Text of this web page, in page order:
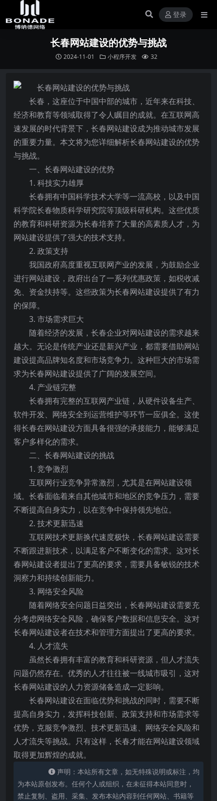
登录
长春网站建设的优势与挑战
2024-11-01 小程序开发 32
长春，这座位于中国中部的城市，近年来在科技、
经济和教育等领域取得了令人瞩目的成就。在互联网高
速发展的时代背景下，长春网站建设成为推动城市发展
的重要力量。本文将为您详细解析长春网站建设的优势
与挑战。
一、长春网站建设的优势
1. 科技实力雄厚
长春拥有中国科学技术大学等一流高校，以及中国
科学院长春物质科学研究院等顶级科研机构。这些优质
的教育和科研资源为长春培养了大量的高素质人才，为
网站建设提供了强大的技术支持。
2. 政策支持
我国政府高度重视互联网产业的发展，为鼓励企业
进行网站建设，政府出台了一系列优惠政策，如税收减
免、资金扶持等。这些政策为长春网站建设提供了有力
的保障。
3. 市场需求巨大
随着经济的发展，长春企业对网站建设的需求越来
越大。无论是传统产业还是新兴产业，都需要借助网站
建设提高品牌知名度和市场竞争力。这种巨大的市场需
求为长春网站建设提供了广阔的发展空间。
4. 产业链完整
长春拥有完整的互联网产业链，从硬件设备生产、
软件开发、网络安全到运营维护等环节一应俱全。这使
得长春在网站建设方面具备很强的承接能力，能够满足
客户多样化的需求。
二、长春网站建设的挑战
1. 竞争激烈
互联网行业竞争异常激烈，尤其是在网站建设领
域。长春面临着来自其他城市和地区的竞争压力，需要
不断提高自身实力，以在竞争中保持领先地位。
2. 技术更新迅速
互联网技术更新换代速度极快，长春网站建设需要
不断跟进新技术，以满足客户不断变化的需求。这对长
春网站建设者提出了更高的要求，需要具备敏锐的技术
洞察力和持续创新能力。
3. 网络安全风险
随着网络安全问题日益突出，长春网站建设需要充
分考虑网络安全风险，确保客户数据和信息安全。这对
长春网站建设者在技术和管理方面提出了更高的要求。
4. 人才流失
虽然长春拥有丰富的教育和科研资源，但人才流失
问题仍然存在。优秀的人才往往被一线城市吸引，这对
长春网站建设的人力资源储备造成一定影响。
长春网站建设在面临优势和挑战的同时，需要不断
提高自身实力，发挥科技创新、政策支持和市场需求等
优势，克服竞争激烈、技术更新迅速、网络安全风险和
人才流失等挑战。只有这样，长春才能在网站建设领域
取得更加辉煌的成就。
声明：本站所有文章，如无特殊说明或标注，均
为本站原创发布。任何个人或组织，在未征得本站同意时，
禁止复制、盗用、采集、发布本站内容到任何网站、书籍等